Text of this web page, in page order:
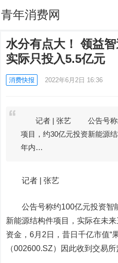
青年消费网
水分有点大！ 领益
实际只投入5.5亿元
消费快报 2022年6月2日 16:36
记者 | 张艺 公告号称约
项目，约30亿元投资新能源
年内…
记者 |张艺
公告号称约100亿元投资智
新能源结构件项目，实际在未
资金，6月2日，昔日千亿市值“
（002600.SZ）因此收到交易所